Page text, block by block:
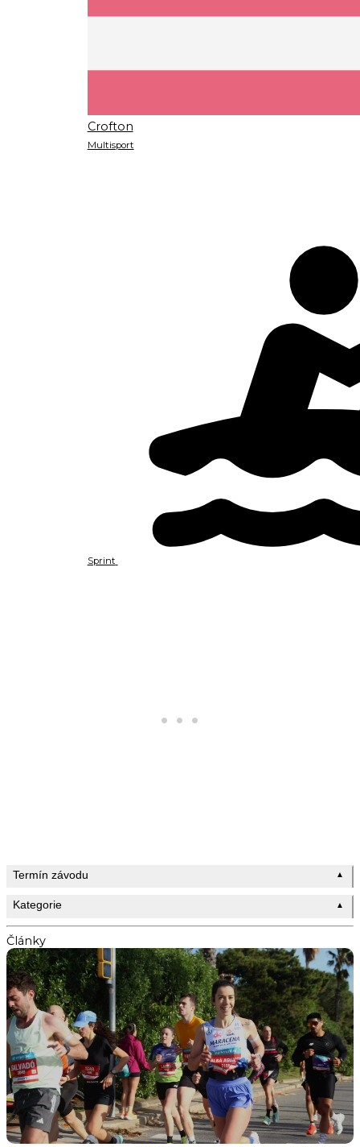
Crofton
Multisport
Sprint
Termín závodu ▲
Kategorie ▲
Články